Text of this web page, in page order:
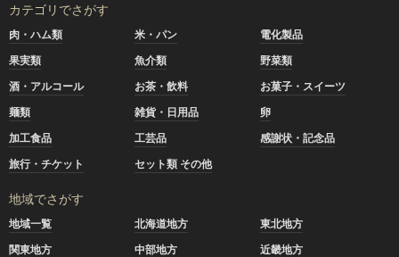
カテゴリでさがす
肉・ハム類 米・パン
電化製品
果実類
魚介類
野菜類
酒・アルコール
お茶・飲料
お菓子・スイーツ
麺類
雑貨・日用品
卵
加工食品
工芸品
感謝状・記念品
旅行・チケット
セット類 その他
地域でさがす
地域一覧 北海道地方
東北地方
関東地方
中部地方
近畿地方